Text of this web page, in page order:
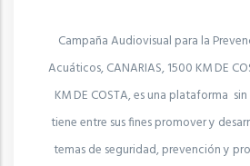
Campaña Audiovisual para la
Acuáticos, CANARIAS, 1500 KM DE
KM DE COSTA, es una plataforma
tiene entre sus fines promover y
temas de seguridad, prevención y